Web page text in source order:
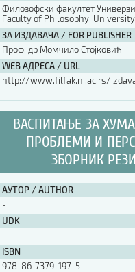
Филозофски факултет
Faculty of Philosophy,
ЗА ИЗДАВАЧА / FOR PUBLISHER
Проф. др Момчило Стојковић
WEB АДРЕСА / URL
http://www.filfak.ni.ac.rs/
ВАСПИТАЊЕ ЗА
ПРОБЛЕМИ И
ЗБОРНИК
АУТОР / AUTHOR
-
UDK
-
ISBN
978-86-7379-197-5